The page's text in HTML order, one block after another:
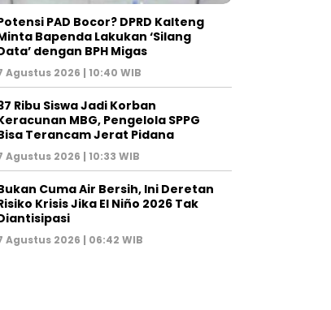
PAD Bocor? DPRD Kalteng
Bapenda Lakukan ‘Silang
dengan BPH Migas
Agustus 2026 | 10:40 WIB
Ribu Siswa Jadi Korban
MBG, Pengelola SPPG
Terancam Jerat Pidana
Agustus 2026 | 10:33 WIB
Cuma Air Bersih, Ini Deretan
Krisis Jika El Niño 2026 Tak
Agustus 2026 | 06:42 WIB